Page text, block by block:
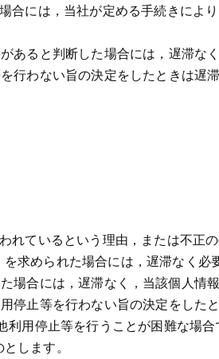
合には，当社が定める手続きによ
ると判断した場合には，遅滞な
わない旨の決定をしたときは遅
ているという理由，または不正
求められた場合には，遅滞なく必
合には，遅滞なく，当該個人情
止等を行わない旨の決定をした
用停止等を行うことが困難な場
します。